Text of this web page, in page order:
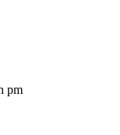
pm